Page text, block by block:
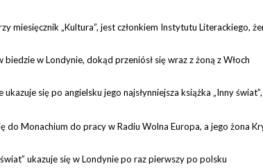
miesięcznik „Kultura”, jest członkiem Instytutu Literackiego,
biedzie w Londynie, dokąd przeniósł się wraz z żoną z Włoch
ukazuje się po angielsku jego najsłynniejsza książka „Inny
do Monachium do pracy w Radiu Wolna Europa, a jego żona
ukazuje się w Londynie po raz pierwszy po polsku